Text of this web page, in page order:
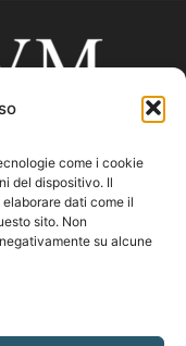
come i cookie
del dispositivo. Il
dati come il
sito. Non
su alcune